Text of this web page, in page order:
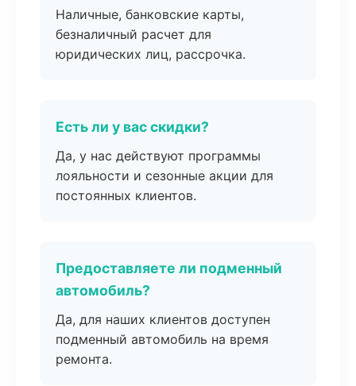
Наличные, банковские карты,
безналичный расчет для
юридических лиц, рассрочка.
Есть ли у вас скидки?
Да, у нас действуют программы
лояльности и сезонные акции для
постоянных клиентов.
Предоставляете ли подменный
автомобиль?
Да, для наших клиентов доступен
подменный автомобиль на время
ремонта.